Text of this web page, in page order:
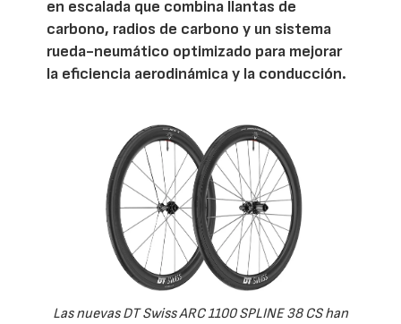
en escalada que combina llantas de
carbono, radios de carbono y un sistema
rueda-neumático optimizado para mejorar
la eficiencia aerodinámica y la conducción.
Las nuevas DT Swiss ARC 1100 SPLINE 38 CS han